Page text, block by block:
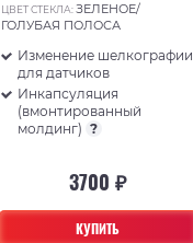
КУПИТЬ
ЦВЕТ СТЕКЛА:ЗЕЛЕНОЕ/
ГОЛУБАЯ ПОЛОСА
Изменение шелкографии
для датчиков
Инкапсуляция
(вмонтированный
молдинг) ?
3700 ₽